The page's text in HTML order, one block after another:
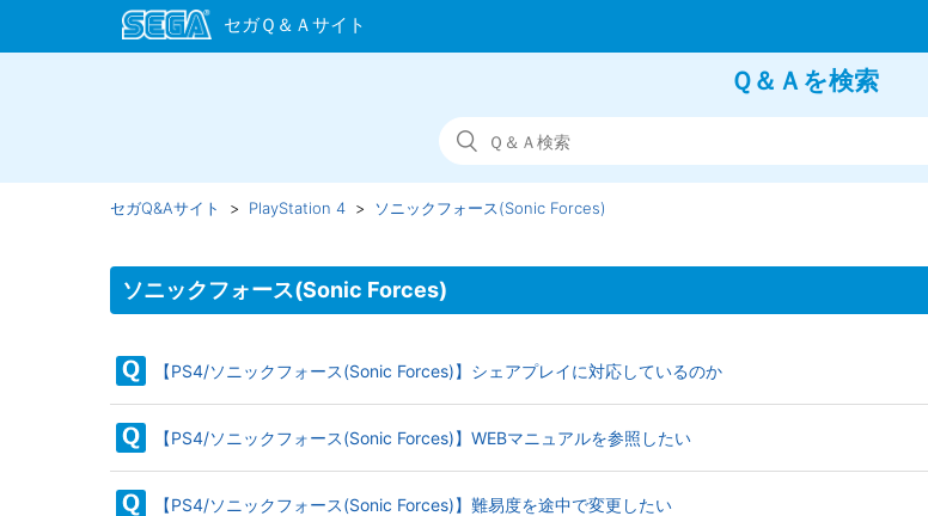
Ｑ＆Ａを検索
セガQ&Aサイト PlayStation 4 ソニックフォース(Sonic Forces)
ソニックフォース(Sonic Forces)
【PS4/ソニックフォース(Sonic Forces)】シェアプレイに対応しているのか
【PS4/ソニックフォース(Sonic Forces)】WEBマニュアルを参照したい
【PS4/ソニックフォース(Sonic Forces)】難易度を途中で変更したい